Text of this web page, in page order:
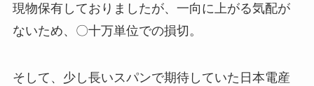
現物保有しておりましたが、一向に上がる気配が
ないため、〇十万単位での損切。
そして、少し長いスパンで期待していた日本電産